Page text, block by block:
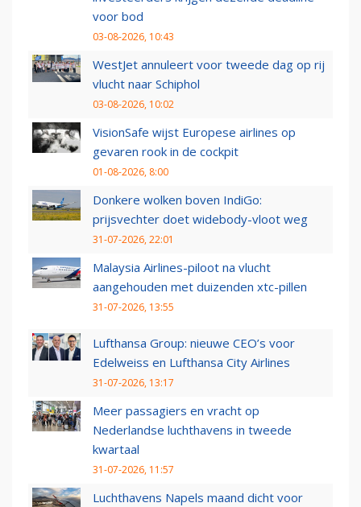
voor bod
03-08-2026, 10:43
WestJet annuleert voor tweede dag op rij
vlucht naar Schiphol
03-08-2026, 10:02
VisionSafe wijst Europese airlines op
gevaren rook in de cockpit
01-08-2026, 8:00
Donkere wolken boven IndiGo:
prijsvechter doet widebody-vloot weg
31-07-2026, 22:01
Malaysia Airlines-piloot na vlucht
aangehouden met duizenden xtc-pillen
31-07-2026, 13:55
Lufthansa Group: nieuwe CEO’s voor
Edelweiss en Lufthansa City Airlines
31-07-2026, 13:17
Meer passagiers en vracht op
Nederlandse luchthavens in tweede
kwartaal
31-07-2026, 11:57
Luchthavens Napels maand dicht voor